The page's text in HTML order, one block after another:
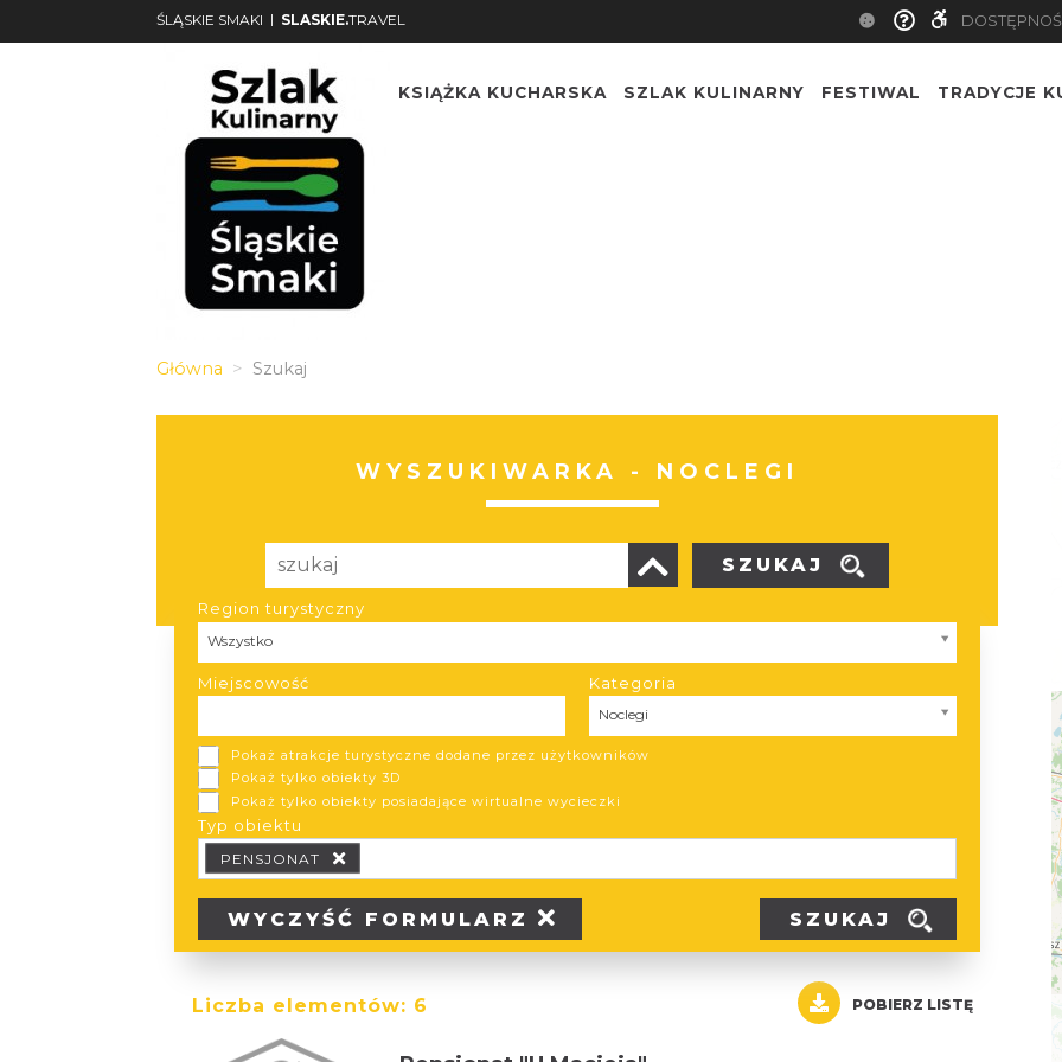
ŚLĄSKIE SMAKI | SLASKIE.TRAVEL
KSIĄŻKA KUCHARSKA SZLAK KULINARNY FESTIWAL TRADYCJE
Główna Szukaj
WYSZUKIWARKA - NOCLEGI
Region turystyczny
Wszystko
Region turystyczny
Miejscowość Kategoria
Noclegi
Kategoria
Pokaż atrakcje turystyczne dodane przez użytkowników
Pokaż tylko obiekty 3D
Pokaż tylko obiekty posiadające wirtualne wycieczki
Typ obiektu
PENSJONAT
Typ obiektu Typ wypożyczalni
WYCZYŚĆ FORMULARZ SZUKAJ
SZUKAJ
Liczba elementów: 6 POBIERZ LISTĘ